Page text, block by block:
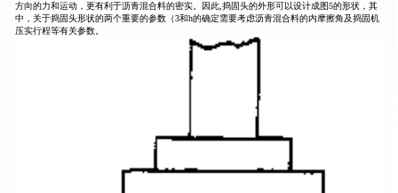
方向的力和运动，更有利于沥青混合料的密实。因此,捣固头的外形可以设计成图5的形状，其
中，关于捣固头形状的两个重要的参数（3和h的确定需要考虑沥青混合料的内摩擦角及捣固机
压实行程等有关参数。